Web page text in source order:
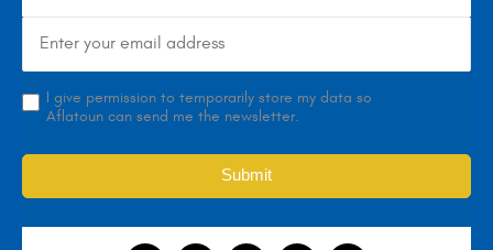
I give permission to temporarily store my data so
Aflatoun can send me the newsletter.